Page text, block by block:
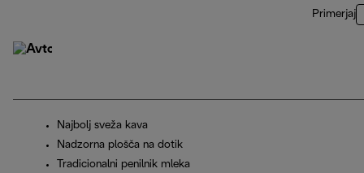
Primerjaj
Najbolj sveža kava
Nadzorna plošča na dotik
Tradicionalni penilnik mleka